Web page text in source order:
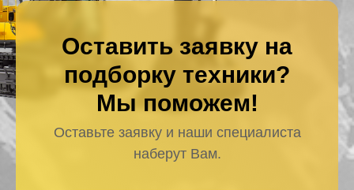
Оставить заявку на
подборку техники?
Мы поможем!
Оставьте заявку и наши специалиста
наберут Вам.